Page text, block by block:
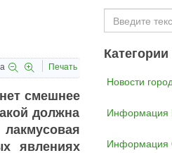
Печать
смешнее
должна
явлениях
Искать...
Новости
Информация
Информация